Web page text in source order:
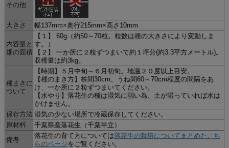
●千葉県の落花生農家と全く同じ種。
本場千葉県の落花生農家が使用する種と全く同じ落花生をタ
ネにしています。うまく育てることが出来た時は、当店の落
花生と同じ美味しい落花生が収穫できます。
●しっかりと発芽するように、殻むきも選別も全て
手作業。
落花生は中のタネが良いタネかどうか確認するために殻むき
が必要です。一般的な渋皮付きなま落花生はほとんどが「機
械むき」ですが、機械でむいてしまうと表面を傷つけ発芽能
力を失ってしまうことが多いです。半分しか芽が出なかった
なんて事は珍しいことではありません。
農業で生活する農家にとっては発芽率の低さは死活問題のた
その他
大きさ 幅137mm×奥行215mm×高さ10mm
内容量と
畑の面積
【１】 60g（約50～70粒。粒数は種の大きさにより変動しま
す。）
【２】 一か所に２粒ずつまいて約１坪分(約3.3平方メートル)。
収穫量は約3kg。
種まきに
ついて
【時期】５月中旬～６月初旬。地温２０度以上目安。
【種のまき方】株間30cm、うね間60～70cm程度の間隔をあ
け、一か所に２粒ずつまいてください。
【水やり】落花生の種は湿気に弱い為、土が湿っていれば水は
かけません。
保存方法 湿気の少ない場所で冷蔵保存してください。
原材料
千葉県産落花生（千葉半立）
備考
落花生の育て方については落花生の栽培についてまとめたこち
らのページをご覧ください。